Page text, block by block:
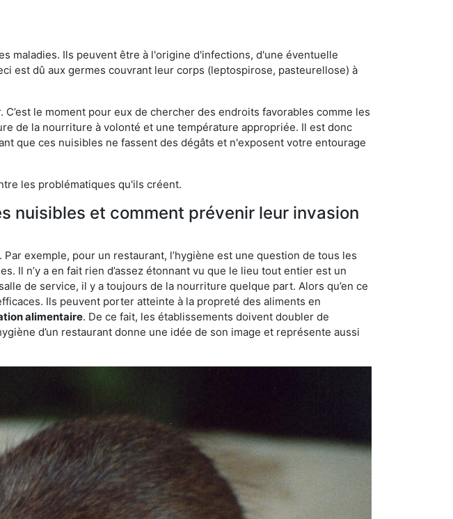
maladies. Ils peuvent être à l'origine d'infections, d'une éventuelle
est dû aux germes couvrant leur corps (leptospirose, pasteurellose) à
le moment pour eux de chercher des endroits favorables comme les
de la nourriture à volonté et une température appropriée. Il est donc
que ces nuisibles ne fassent des dégâts et n'exposent votre entourage
les problématiques qu'ils créent.
nuisibles et comment prévenir leur invasion
exemple, pour un restaurant, l’hygiène est une question de tous les
Il n’y a en fait rien d’assez étonnant vu que le lieu tout entier est un
de service, il y a toujours de la nourriture quelque part. Alors qu’en ce
Ils peuvent porter atteinte à la propreté des aliments en
alimentaire. De ce fait, les établissements doivent doubler de
d’un restaurant donne une idée de son image et représente aussi